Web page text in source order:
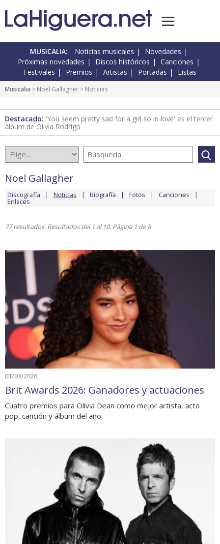
MUSICALIA: Noticias musicales
Novedades
Próximas novedades
Discos históricos
Canciones
Festivales
Premios Artistas Portadas Listas
Musicalia > Noel Gallagher > Noticias
Destacado: 'You seem pretty sad for a girl so in love' es el tercer
álbum de Olivia Rodrigo
Noel Gallagher
Discografía Noticias Biografía Fotos Canciones
Enlaces
77 resultados. Resultados del 1 al 10. Página 1 de 8
01/03/2026
Brit Awards 2026: Ganadores y actuaciones
Cuatro premios para Olivia Dean como mejor artista, acto
pop, canción y álbum del año